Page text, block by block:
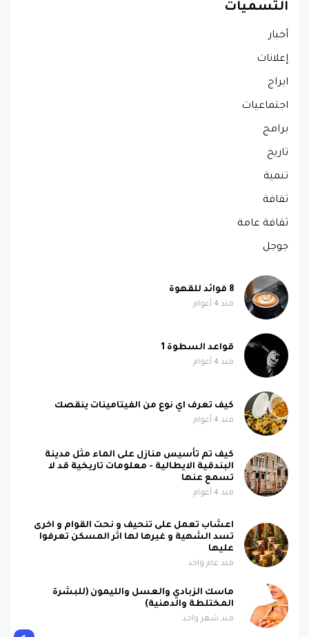
التسميات
أخبار
إعلانات
ابراج
اجتماعيات
برامج
تاريخ
تنمية
ثقافة
ثقافة عامة
جوجل
8 فوائد للقهوة
منذ 4 أعوام
قواعد السطوة 1
منذ 4 أعوام
كيف تعرف اي نوع من الفيتامينات ينقصك
منذ 4 أعوام
كيف تم تأسيس منازل على الماء مثل مدينة
البندقية الايطالية - معلومات تاريخية قد لا
تسمع عنها
منذ 4 أعوام
اعشاب تعمل على تنحيف و نحت القوام و اخرى
تسد الشهية و غيرها لها اثر المسكن تعرفوا
عليها
منذ عام واحد
ماسك الزبادي والعسل والليمون (للبشرة
المختلطة والدهنية)
منذ شهر واحد